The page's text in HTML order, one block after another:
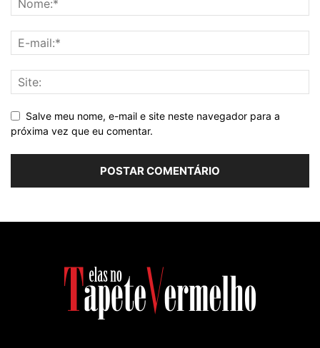
Salve meu nome, e-mail e site neste navegador para a
próxima vez que eu comentar.